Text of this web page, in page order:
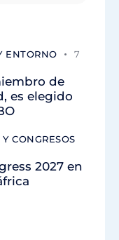
ENTORNO
7
de
es elegido
CONGRESOS
2027 en